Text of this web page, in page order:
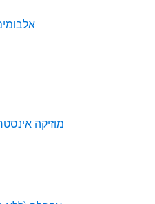
מוזיקה